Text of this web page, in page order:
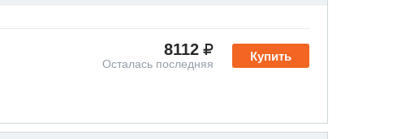
Купить
8112
Осталась последняя